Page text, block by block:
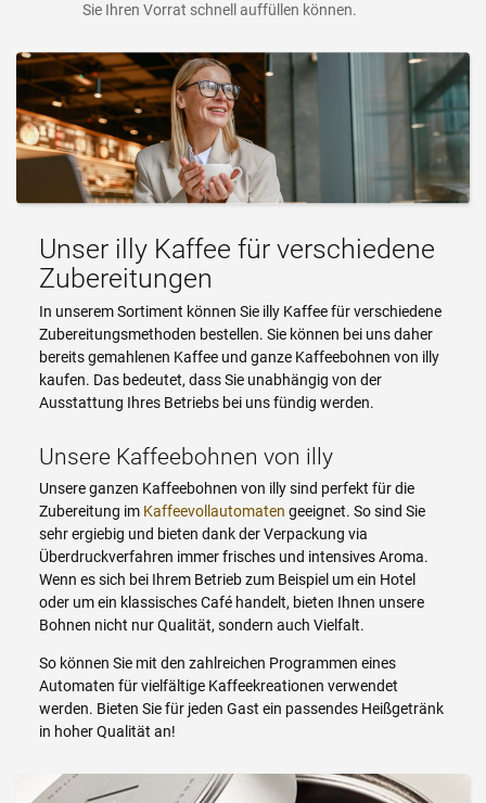
Sie Ihren Vorrat schnell auffüllen können.
Unser illy Kaffee für verschiedene
Zubereitungen
In unserem Sortiment können Sie illy Kaffee für verschiedene
Zubereitungsmethoden bestellen. Sie können bei uns daher
bereits gemahlenen Kaffee und ganze Kaffeebohnen von illy
kaufen. Das bedeutet, dass Sie unabhängig von der
Ausstattung Ihres Betriebs bei uns fündig werden.
Unsere Kaffeebohnen von illy
Unsere ganzen Kaffeebohnen von illy sind perfekt für die
Zubereitung im Kaffeevollautomaten geeignet. So sind Sie
sehr ergiebig und bieten dank der Verpackung via
Überdruckverfahren immer frisches und intensives Aroma.
Wenn es sich bei Ihrem Betrieb zum Beispiel um ein Hotel
oder um ein klassisches Café handelt, bieten Ihnen unsere
Bohnen nicht nur Qualität, sondern auch Vielfalt.
So können Sie mit den zahlreichen Programmen eines
Automaten für vielfältige Kaffeekreationen verwendet
werden. Bieten Sie für jeden Gast ein passendes Heißgetränk
in hoher Qualität an!